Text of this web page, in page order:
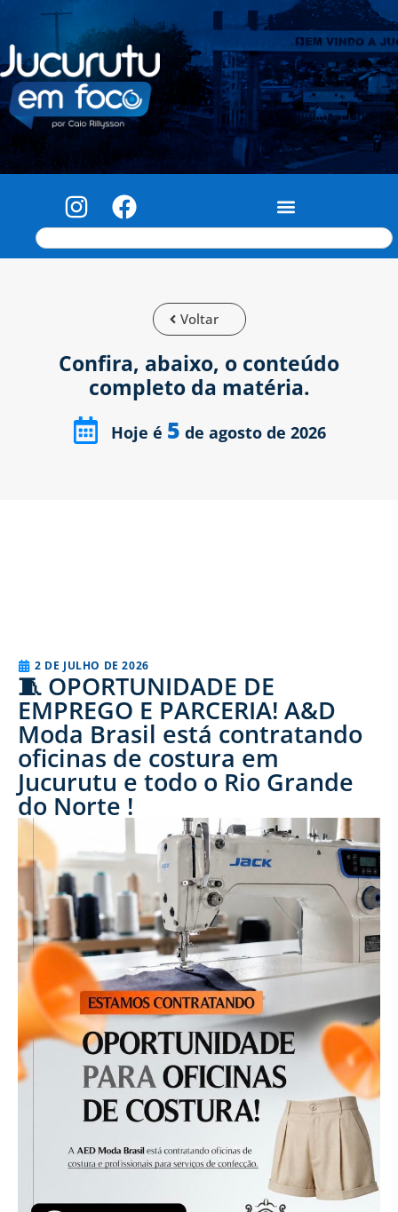
Voltar
Confira, abaixo, o conteúdo
completo da matéria.
Hoje é 5 de agosto de 2026
2 DE JULHO DE 2026
🧵 OPORTUNIDADE DE
EMPREGO E PARCERIA! A&D
Moda Brasil está contratando
oficinas de costura em
Jucurutu e todo o Rio Grande
do Norte !